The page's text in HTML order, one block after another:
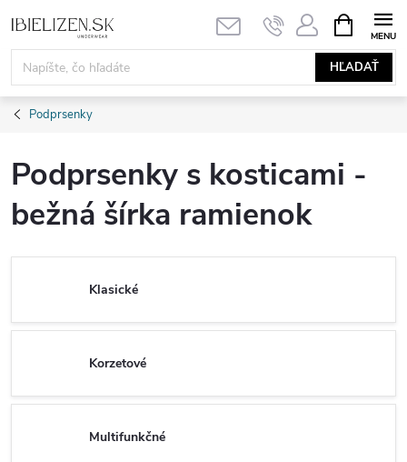
na
obsah
HĽADAŤ
KOŠÍK
Podprsenky
Podprsenky s kosticami -
bežná šírka ramienok
Klasické
Korzetové
Multifunkčné